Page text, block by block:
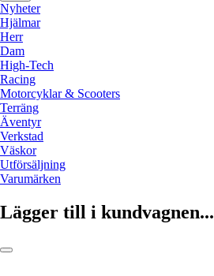
Nyheter
Hjälmar
Herr
Dam
High-Tech
Racing
Motorcyklar & Scooters
Terräng
Äventyr
Verkstad
Väskor
Utförsäljning
Varumärken
Lägger till i kundvagnen...